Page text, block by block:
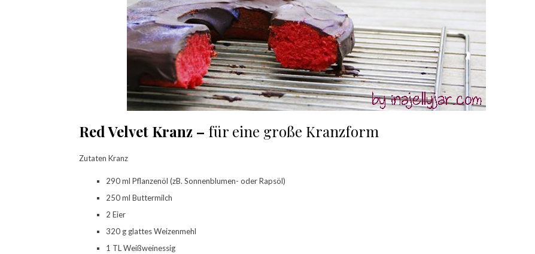
Red Velvet Kranz – für eine große Kranzform
Zutaten Kranz
290 ml Pflanzenöl (zB. Sonnenblumen- oder Rapsöl)
250 ml Buttermilch
2 Eier
320 g glattes Weizenmehl
1 TL Weißweinessig